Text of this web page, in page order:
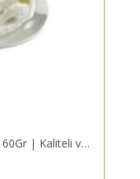
Çamlıca Süt Kaymak – Kaymak 160Gr | Kaliteli ve Güvenilir Alışveriş